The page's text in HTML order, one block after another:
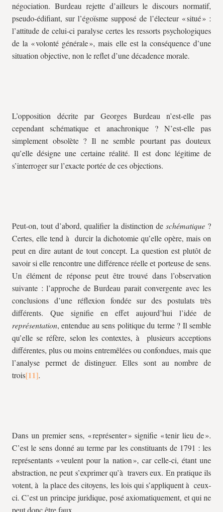
négociation. Burdeau rejette d’ailleurs le discours normatif,
pseudo-édifiant, sur l’égoïsme supposé de l’électeur « situé » :
l’attitude de celui-ci paralyse certes les ressorts psychologiques
de la « volonté générale », mais elle est la conséquence d’une
situation objective, non le reflet d’une décadence morale.
L’opposition décrite par Georges Burdeau n’est-elle pas
cependant schématique et anachronique ? N’est-elle pas
simplement obsolète ? Il ne semble pourtant pas douteux
qu’elle désigne une certaine réalité. Il est donc légitime de
s’interroger sur l’exacte portée de ces objections.
Peut-on, tout d’abord, qualifier la distinction de schématique?
Certes, elle tend à durcir la dichotomie qu’elle opère, mais on
peut en dire autant de tout concept. La question est plutôt de
savoir si elle rencontre une différence réelle et porteuse de sens.
Un élément de réponse peut être trouvé dans l’observation
suivante : l’approche de Burdeau parait convergente avec les
conclusions d’une réflexion fondée sur des postulats très
différents. Que signifie en effet aujourd’hui l’idée de
représentation, entendue au sens politique du terme ? Il semble
qu’elle se réfère, selon les contextes, à plusieurs acceptions
différentes, plus ou moins entremêlées ou confondues, mais que
l’analyse permet de distinguer. Elles sont au nombre de
trois
.
Dans un premier sens, « représenter » signifie « tenir lieu de ».
C’est le sens donné au terme par les constituants de 1791 : les
représentants « veulent pour la nation », car celle-ci, étant une
abstraction, ne peut s’exprimer qu’à travers eux. En pratique ils
votent, à la place des citoyens, les lois qui s’appliquent à ceux-
ci. C’est un principe juridique, posé axiomatiquement, et qui ne
peut donc être faux.